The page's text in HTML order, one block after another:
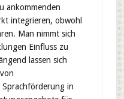
ankommenden
integrieren, obwohl
Man nimmt sich
Einfluss zu
lassen sich
in